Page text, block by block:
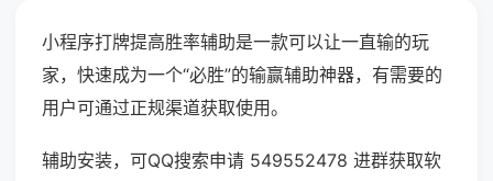
小程序打牌提高胜率辅助是一款可以让一直输的玩
家，快速成为一个“必胜”的输赢辅助神器，有需要的
用户可通过正规渠道获取使用。
辅助安装，可QQ搜索申请 549552478 进群获取软